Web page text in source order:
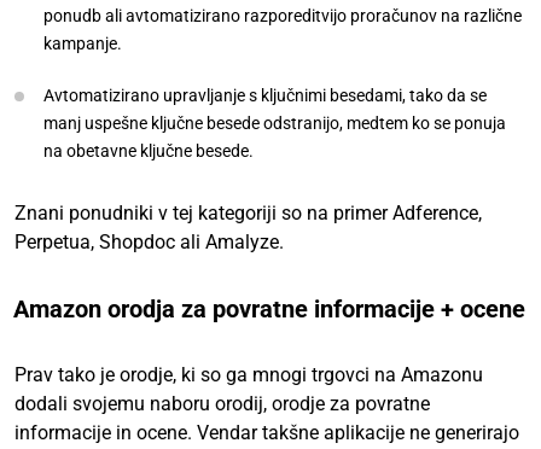
ponudb ali avtomatizirano razporeditvijo proračunov na različne
kampanje.
Avtomatizirano upravljanje s ključnimi besedami, tako da se
manj uspešne ključne besede odstranijo, medtem ko se ponuja
na obetavne ključne besede.
Znani ponudniki v tej kategoriji so na primer Adference,
Perpetua, Shopdoc ali Amalyze.
Amazon orodja za povratne informacije + ocene
Prav tako je orodje, ki so ga mnogi trgovci na Amazonu
dodali svojemu naboru orodij, orodje za povratne
informacije in ocene. Vendar takšne aplikacije ne generirajo